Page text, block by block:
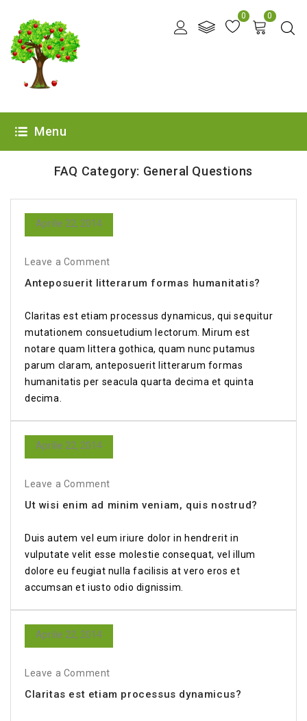
0 0
Menu
FAQ Category: General Questions
Aprilie 22, 2014
Leave a Comment
Anteposuerit litterarum formas humanitatis?
Claritas est etiam processus dynamicus, qui sequitur
mutationem consuetudium lectorum. Mirum est
notare quam littera gothica, quam nunc putamus
parum claram, anteposuerit litterarum formas
humanitatis per seacula quarta decima et quinta
decima.
Aprilie 22, 2014
Leave a Comment
Ut wisi enim ad minim veniam, quis nostrud?
Duis autem vel eum iriure dolor in hendrerit in
vulputate velit esse molestie consequat, vel illum
dolore eu feugiat nulla facilisis at vero eros et
accumsan et iusto odio dignissim.
Aprilie 22, 2014
Leave a Comment
Claritas est etiam processus dynamicus?